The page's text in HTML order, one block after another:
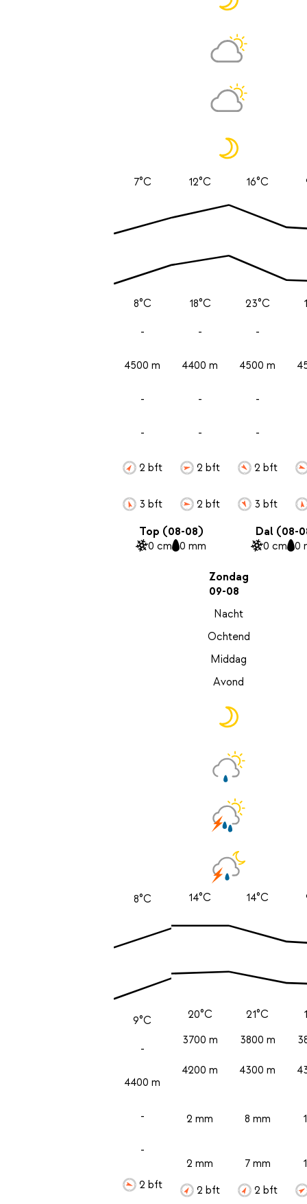
7°C
8°C
-
4500 m
-
-
2 bft
3 bft
12°C
18°C
-
4400 m
-
-
2 bft
2 bft
16°C
23°C
-
4500 m
-
-
2 bft
3 bft
Top (08-08)
0 cm 0 mm
Dal (08-
0 cm 0
Zondag
09-08
Nacht
Ochtend
Middag
Avond
8°C
9°C
-
4400 m
-
-
2 bft
14°C
20°C
3700 m
4200 m
2 mm
2 mm
2 bft
14°C
21°C
3800 m
4300 m
8 mm
7 mm
2 bft